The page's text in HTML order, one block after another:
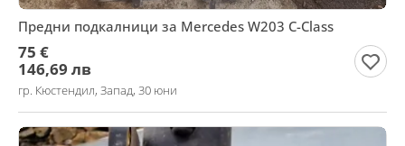
Предни подкалници за Mercedes W203 C-Class
75 €
146,69 лв
гр. Кюстендил, Запад, 30 юни